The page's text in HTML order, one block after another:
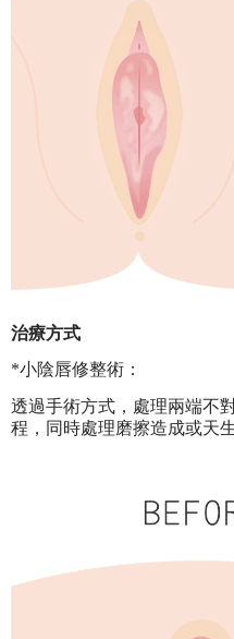
治療方式
*小陰唇修整術：
透過手術方式，處理兩端不
程，同時處理磨擦造成或天